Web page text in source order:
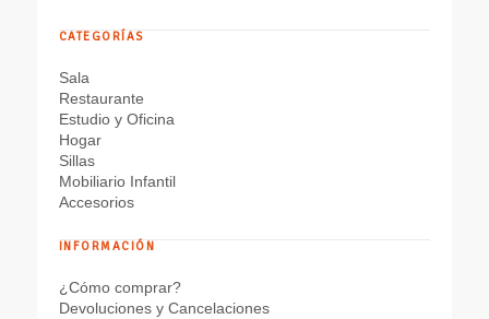
CATEGORÍAS
Sala
Restaurante
Estudio y Oficina
Hogar
Sillas
Mobiliario Infantil
Accesorios
INFORMACIÓN
¿Cómo comprar?
Devoluciones y Cancelaciones